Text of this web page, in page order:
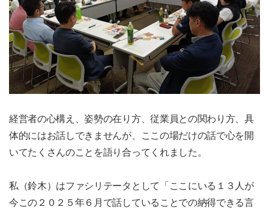
経営者の心構え、姿勢の在り方、従業員との関わり方、具
体的にはお話しできませんが、ここの場だけの話で心を開
いてたくさんのことを語り合ってくれました。
私（鈴木）はファシリテータとして「ここにいる１３人が
今この２０２５年６月で話していることでの納得できる言